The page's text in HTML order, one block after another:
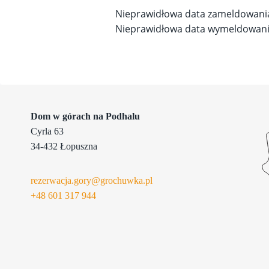
Nieprawidłowa data
Nieprawidłowa data
Dom w górach na Podhalu
Cyrla 63
34-432 Łopuszna
rezerwacja.gory@grochuwka.pl
+48 601 317 944